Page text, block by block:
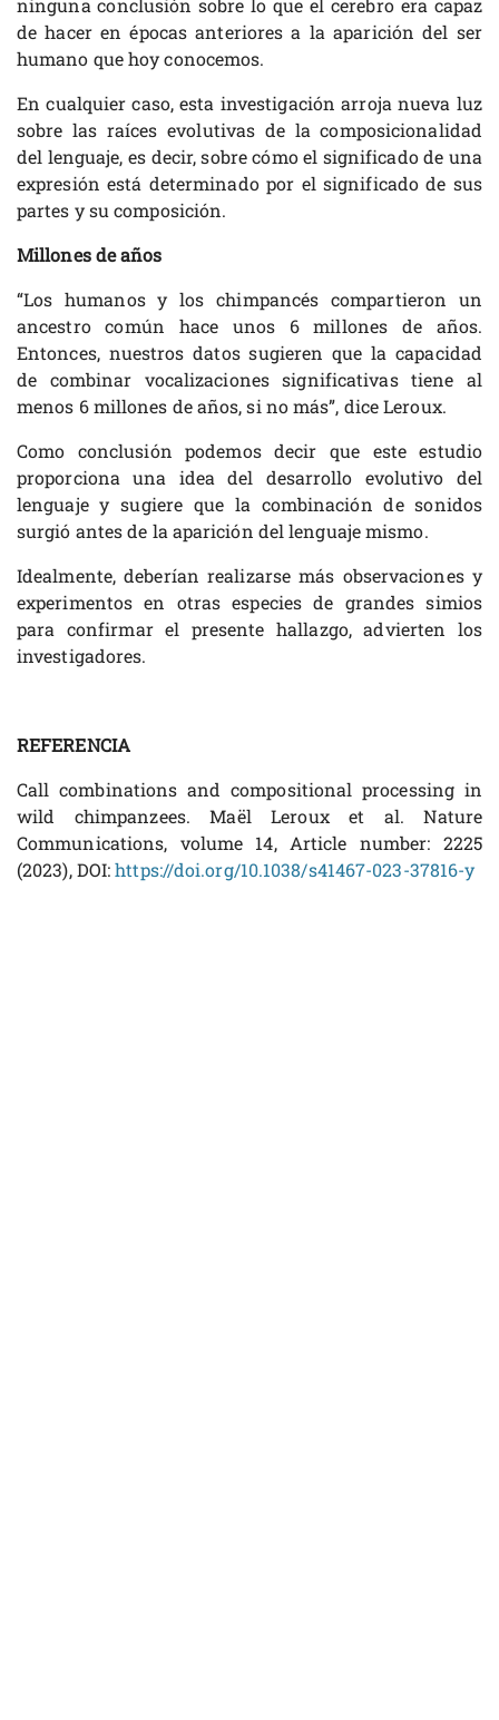
ninguna conclusión sobre lo que el cerebro era capaz
de hacer en épocas anteriores a la aparición del ser
humano que hoy conocemos.
En cualquier caso, esta investigación arroja nueva luz
sobre las raíces evolutivas de la composicionalidad
del lenguaje, es decir, sobre cómo el significado de una
expresión está determinado por el significado de sus
partes y su composición.
Millones de años
“Los humanos y los chimpancés compartieron un
ancestro común hace unos 6 millones de años.
Entonces, nuestros datos sugieren que la capacidad
de combinar vocalizaciones significativas tiene al
menos 6 millones de años, si no más”, dice Leroux.
Como conclusión podemos decir que este estudio
proporciona una idea del desarrollo evolutivo del
lenguaje y sugiere que la combinación de sonidos
surgió antes de la aparición del lenguaje mismo.
Idealmente, deberían realizarse más observaciones y
experimentos en otras especies de grandes simios
para confirmar el presente hallazgo, advierten los
investigadores.
REFERENCIA
Call combinations and compositional processing in
wild chimpanzees. Maël Leroux et al. Nature
Communications, volume 14, Article number: 2225
(2023), DOI:https://doi.org/10.1038/s41467-023-37816-y